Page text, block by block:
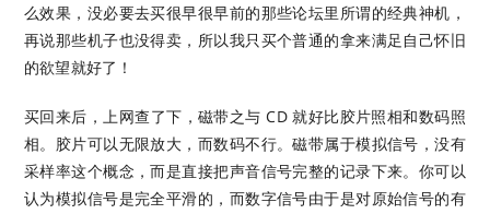
么效果，没必要去买很早很早前的那些论坛里所谓的经典神机，
再说那些机子也没得卖，所以我只买个普通的拿来满足自己怀旧
的欲望就好了！
买回来后，上网查了下，磁带之与 CD 就好比胶片照相和数码照
相。胶片可以无限放大，而数码不行。磁带属于模拟信号，没有
采样率这个概念，而是直接把声音信号完整的记录下来。你可以
认为模拟信号是完全平滑的，而数字信号由于是对原始信号的有